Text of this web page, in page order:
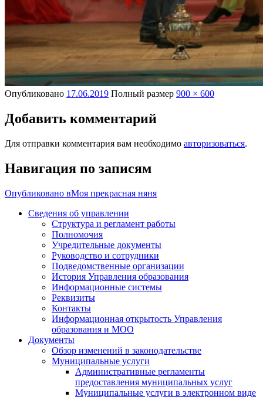
Опубликовано 17.06.2019 Полный размер 900 × 600
Добавить комментарий
Для отправки комментария вам необходимо авторизоваться.
Навигация по записям
Опубликовано вМоя прекрасная няня
Сведения об управлении
Структура и регламент работы
Полномочия
Учредительные документы
Руководство и сотрудники
Подведомственные организации
История Управления образования
Информационные системы
Реквизиты
Контакты
Информационная открытость Управления
образования и МОО
Документы
Обзор изменений в законодательстве
Муниципальные услуги
Административные регламенты
предоставления муниципальных услуг
Муниципальные услуги в электронном виде